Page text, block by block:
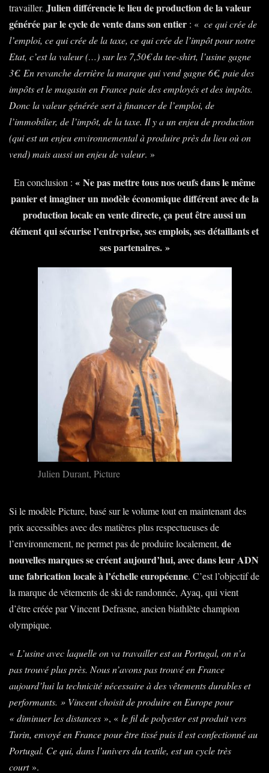
travailler. Julien différencie le lieu de production de la valeur
générée par le cycle de vente dans son entier : « ce qui crée de
l’emploi, ce qui crée de la taxe, ce qui crée de l’impôt pour notre
Etat, c’est la valeur (…) sur les 7,50€ du tee-shirt, l’usine gagne
3€. En revanche derrière la marque qui vend gagne 6€, paie des
impôts et le magasin en France paie des employés et des impôts.
Donc la valeur générée sert à financer de l’emploi, de
l’immobilier, de l’impôt, de la taxe. Il y a un enjeu de production
(qui est un enjeu environnemental à produire près du lieu où on
vend) mais aussi un enjeu de valeur. »
En conclusion : « Ne pas mettre tous nos oeufs dans le même
panier et imaginer un modèle économique différent avec de la
production locale en vente directe, ça peut être aussi un
élément qui sécurise l’entreprise, ses emplois, ses détaillants et
ses partenaires. »
Julien Durant, Picture
Si le modèle Picture, basé sur le volume tout en maintenant des
prix accessibles avec des matières plus respectueuses de
l’environnement, ne permet pas de produire localement, de
nouvelles marques se créent aujourd’hui, avec dans leur ADN
une fabrication locale à l’échelle européenne. C’est l’objectif de
la marque de vêtements de ski de randonnée, Ayaq, qui vient
d’être créée par Vincent Defrasne, ancien biathlète champion
olympique.
« L’usine avec laquelle on va travailler est au Portugal, on n’a
pas trouvé plus près. Nous n’avons pas trouvé en France
aujourd’hui la technicité nécessaire à des vêtements durables et
performants. » Vincent choisit de produire en Europe pour
« diminuer les distances », « le fil de polyester est produit vers
Turin, envoyé en France pour être tissé puis il est confectionné au
Portugal. Ce qui, dans l’univers du textile, est un cycle très
court».